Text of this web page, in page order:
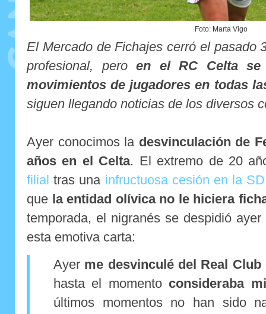
Foto: Marta Vigo
El Mercado de Fichajes cerró el pasado
profesional, pero en el RC Celta se
movimientos de jugadores en todas
siguen llegando noticias de los diversos
Ayer conocimos la desvinculación de
años en el Celta. El extremo de 20
filial tras una infructuosa cesión en la
que la entidad olívica no le hiciera
temporada, el nigranés se despidió
esta emotiva carta:
Ayer me desvinculé del Real Club
hasta el momento consideraba
últimos momentos no han sido